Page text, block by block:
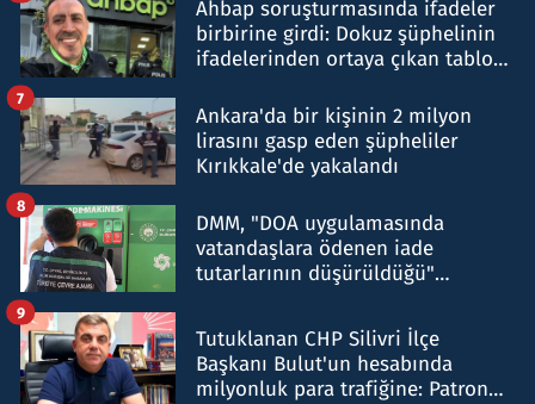
Ahbap soruşturmasında ifadeler
birbirine girdi: Dokuz şüphelinin
ifadelerinden ortaya çıkan tablo
Ankara'da bir kişinin 2 milyon
lirasını gasp eden şüpheliler
Kırıkkale'de yakalandı
7
DMM, "DOA uygulamasında
vatandaşlara ödenen iade
tutarlarının düşürüldüğü"
8
Tutuklanan CHP Silivri İlçe
Başkanı Bulut'un hesabında
milyonluk para trafiğine: Patron
9